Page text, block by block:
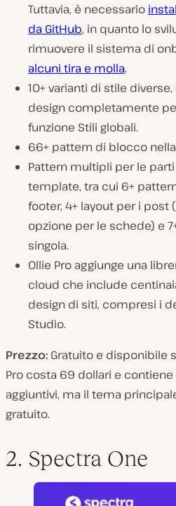
Tuttavia, è necessario
da GitHub, in quanto lo
rimuovere il sistema di
alcuni tira e molla.
10+ varianti di stile
design completamente
funzione Stili globali.
66+ pattern di blocco
Pattern multipli per le
template, tra cui 6+
footer, 4+ layout per i post
opzione per le schede) e
singola.
Ollie Pro aggiunge una
cloud che include
design di siti, compresi i
Studio.
Prezzo: Gratuito e disponibile
Pro costa 69 dollari e
aggiuntivi, ma il tema
gratuito.
2. Spectra One